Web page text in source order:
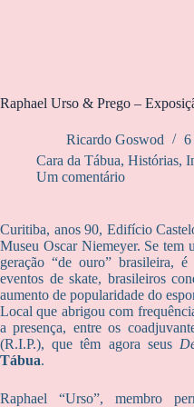
Raphael Urso & Prego –
Ricardo Goswod
6
Cara da Tábua, Histórias,
Um comentário
Curitiba, anos 90, Edifício
Museu Oscar Niemeyer. Se tem
geração “de ouro” brasileira,
eventos de skate, brasileiros
aumento de popularidade do
Local que abrigou com
a presença, entre os
(R.I.P.), que têm agora seus
Tábua.
Raphael “Urso”, membro